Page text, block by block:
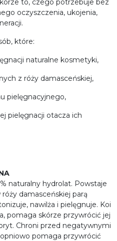
to, czego potrzebuje bez
oczyszczenia, ukojenia,
które:
naturalne kosmetyki,
z róży damasceńskiej,
pielęgnacyjnego,
pielęgnacji otacza ich
naturalny hydrolat. Powstaje
damasceńskiej parą
nawilża i pielęgnuje. Koi
pomaga skórze przywrócić jej
Chroni przed negatywnymi
pomaga przywrócić